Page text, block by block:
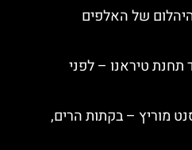
של האלפים
תחנת טיראנו – לפני
מוריץ – בקתות הרים,